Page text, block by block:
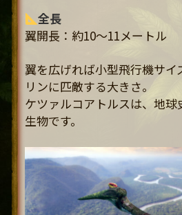
全長
翼開長：約10〜11メートル
翼を広げれば小型飛行機サイ
リンに匹敵する大きさ。
ケツァルコアトルスは、地
生物です。